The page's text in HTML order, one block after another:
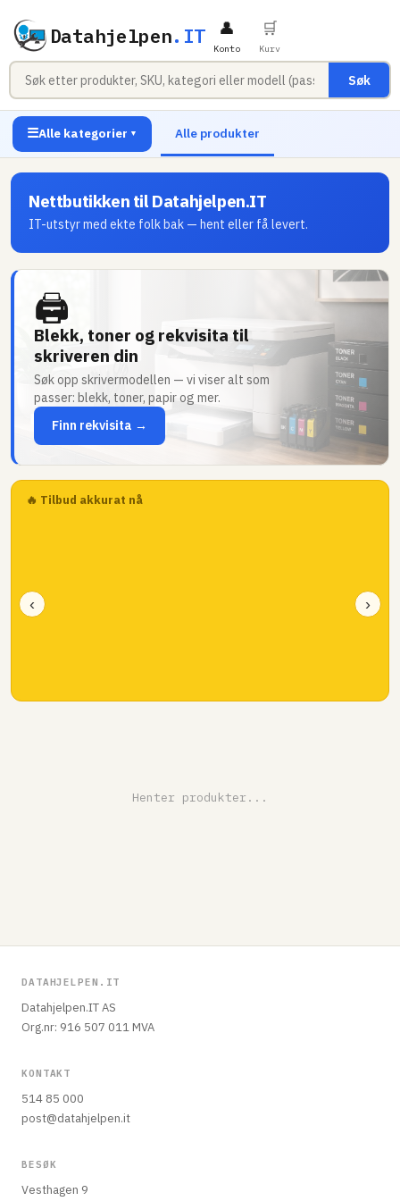
Datahjelpen.IT
Søk
👤
Konto
🛒
Kurv
☰Alle kategorier ▼ Alle produkter
Nettbutikken til Datahjelpen.IT
IT-utstyr med ekte folk bak — hent eller få levert.
🖨
Blekk, toner og rekvisita til
skriveren din
Søk opp skrivermodellen — vi viser alt som
passer: blekk, toner, papir og mer.
Finn rekvisita →
🔥 Tilbud akkurat nå
‹ ›
Henter produkter...
DATAHJELPEN.IT
Datahjelpen.IT AS
Org.nr: 916 507 011 MVA
KONTAKT
514 85 000
post@datahjelpen.it
BESØK
Vesthagen 9